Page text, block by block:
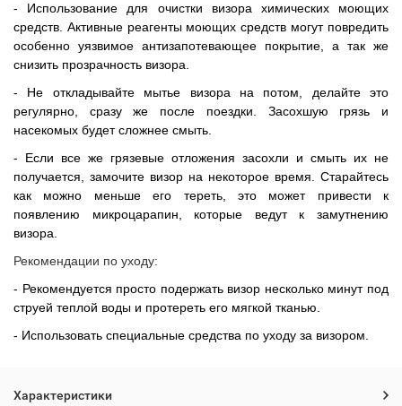
- Использование для очистки визора химических моющих
средств. Активные реагенты моющих средств могут повредить
особенно уязвимое антизапотевающее покрытие, а так же
снизить прозрачность визора.
- Не откладывайте мытье визора на потом, делайте это
регулярно, сразу же после поездки. Засохшую грязь и
насекомых будет сложнее смыть.
- Если все же грязевые отложения засохли и смыть их не
получается, замочите визор на некоторое время. Старайтесь
как можно меньше его тереть, это может привести к
появлению микроцарапин, которые ведут к замутнению
визора.
Рекомендации по уходу:
- Рекомендуется просто подержать визор несколько минут под
струей теплой воды и протереть его мягкой тканью.
- Использовать специальные средства по уходу за визором.
Характеристики